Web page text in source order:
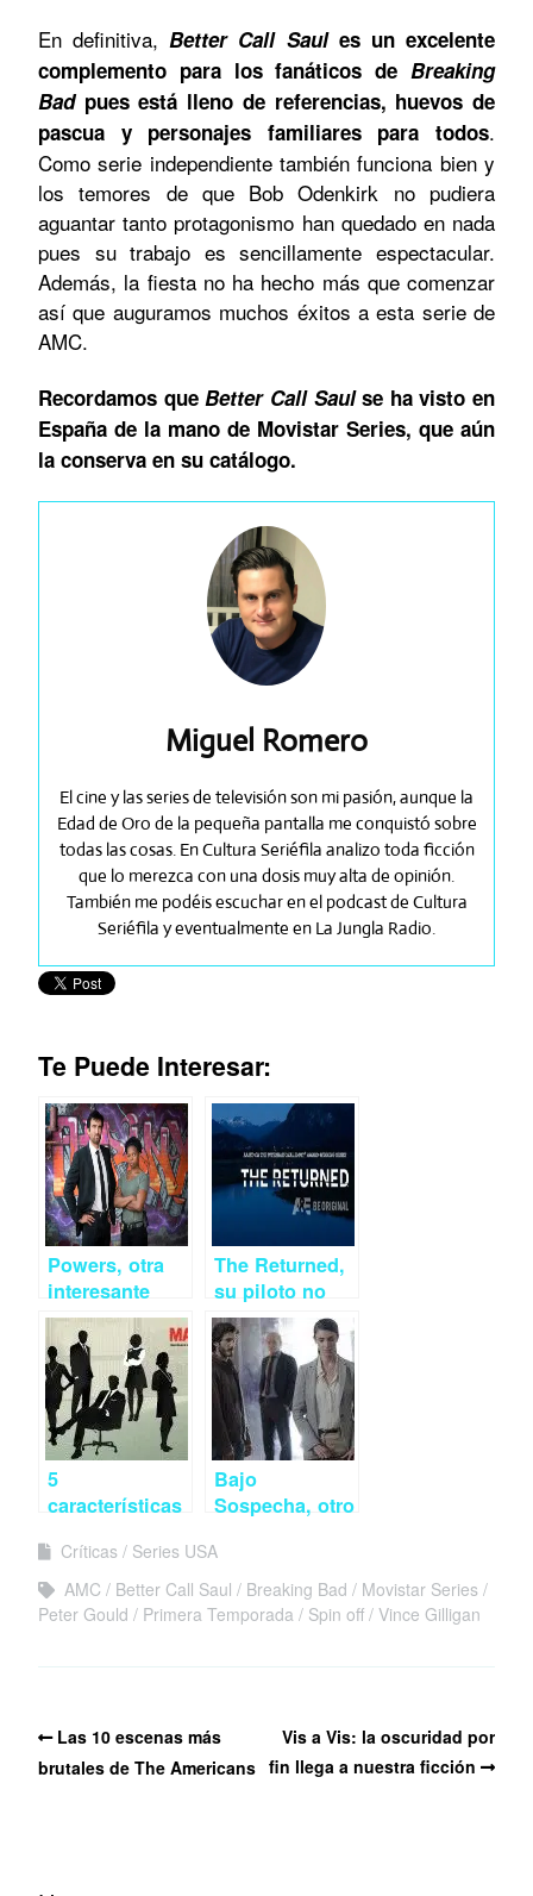
En definitiva,Better Call Saules un excelente
complemento para los fanáticos de Breaking
Badpues está lleno de referencias, huevos de
pascua y personajes familiares para todos.
Como serie independiente también funciona bien y
los temores de que Bob Odenkirk no pudiera
aguantar tanto protagonismo han quedado en nada
pues su trabajo es sencillamente espectacular.
Además, la fiesta no ha hecho más que comenzar
así que auguramos muchos éxitos a esta serie de
AMC.
Recordamos queBetter Call Saulse ha visto en
España de la mano de Movistar Series, que aún
la conserva en su catálogo.
Miguel Romero
El cine y las series de televisión son mi pasión, aunque la
Edad de Oro de la pequeña pantalla me conquistó sobre
todas las cosas. En Cultura Seriéfila analizo toda ficción
que lo merezca con una dosis muy alta de opinión.
También me podéis escuchar en el podcast de Cultura
Seriéfila y eventualmente en La Jungla Radio.
Te Puede Interesar:
Powers, otra
interesante
apuesta del
montón
The Returned,
su piloto no
resiste ante
Les Revenants
5
características
demuestran
que Mad Men
es una obra de
Bajo
Sospecha, otro
adelante para
la ficción
española
Críticas
Series USA
AMC
Better Call Saul Breaking Bad
Movistar Series
Peter Gould
Primera Temporada Spin off Vince Gilligan
Las 10 escenas más
brutales de The Americans
Vis a Vis: la oscuridad por
fin llega a nuestra ficción